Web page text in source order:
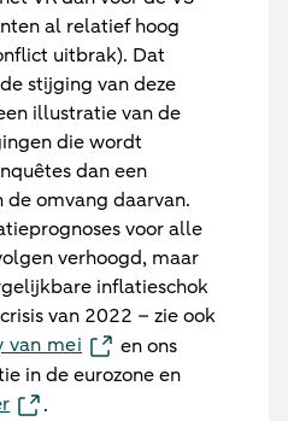
al relatief hoog
uitbrak). Dat
stijging van deze
illustratie van de
die wordt
dan een
de omvang daarvan.
voor alle
verhoogd, maar
inflatieschok
van 2022 – zie ook
van mei
en ons
in de eurozone en
.